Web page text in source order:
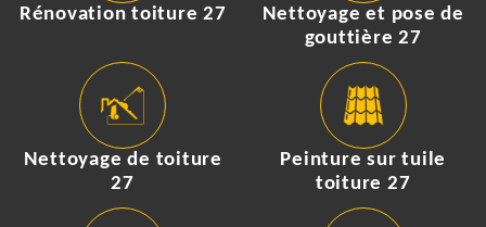
Rénovation toiture 27
Nettoyage et pose de
gouttière 27
Nettoyage de toiture
27
Peinture sur tuile
toiture 27